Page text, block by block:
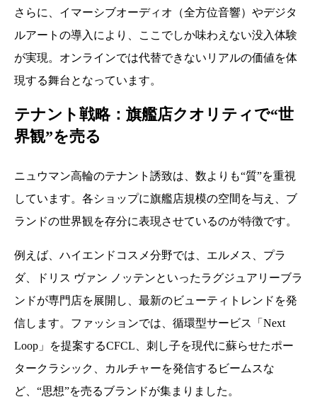
さらに、イマーシブオーディオ（全方位音響）やデジタ
ルアートの導入により、ここでしか味わえない没入体験
が実現。オンラインでは代替できないリアルの価値を体
現する舞台となっています。
テナント戦略：旗艦店クオリティで“世
界観”を売る
ニュウマン高輪のテナント誘致は、数よりも“質”を重視
しています。各ショップに旗艦店規模の空間を与え、ブ
ランドの世界観を存分に表現させているのが特徴です。
例えば、ハイエンドコスメ分野では、エルメス、プラ
ダ、ドリス ヴァン ノッテンといったラグジュアリーブラ
ンドが専門店を展開し、最新のビューティトレンドを発
信します。ファッションでは、循環型サービス「Next
Loop」を提案するCFCL、刺し子を現代に蘇らせたポー
タークラシック、カルチャーを発信するビームスな
ど、“思想”を売るブランドが集まりました。